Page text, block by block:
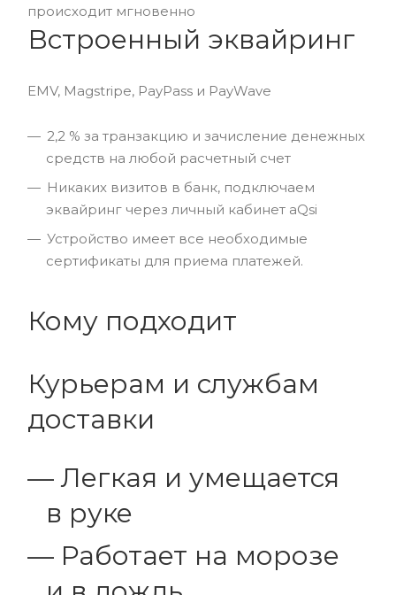
происходит мгновенно
Встроенный эквайринг
EMV, Magstripe, PayPass и PayWave
2,2 % за транзакцию и зачисление денежных
средств на любой расчетный счет
Никаких визитов в банк, подключаем
эквайринг через личный кабинет aQsi
Устройство имеет все необходимые
сертификаты для приема платежей.
Кому подходит
Курьерам и службам
доставки
Легкая и умещается
в руке
Работает на морозе